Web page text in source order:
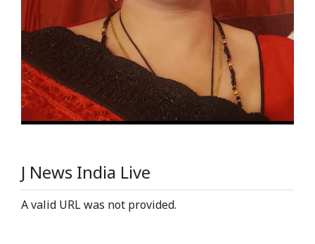
J News India Live
A valid URL was not provided.